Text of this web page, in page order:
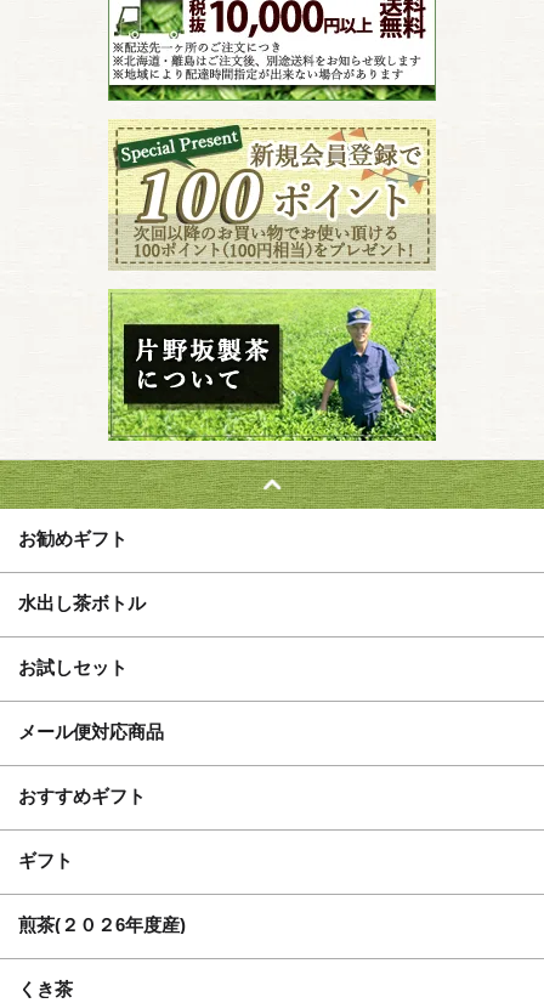
お勧めギフト
水出し茶ボトル
お試しセット
メール便対応商品
おすすめギフト
ギフト
煎茶(２０２6年度産)
くき茶